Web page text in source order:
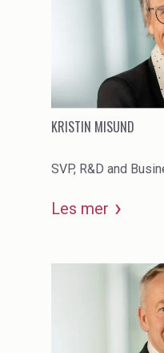
KRISTIN MISUND
SVP, R&D and
Les mer